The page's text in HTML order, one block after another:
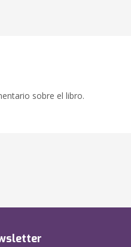
sobre el libro.